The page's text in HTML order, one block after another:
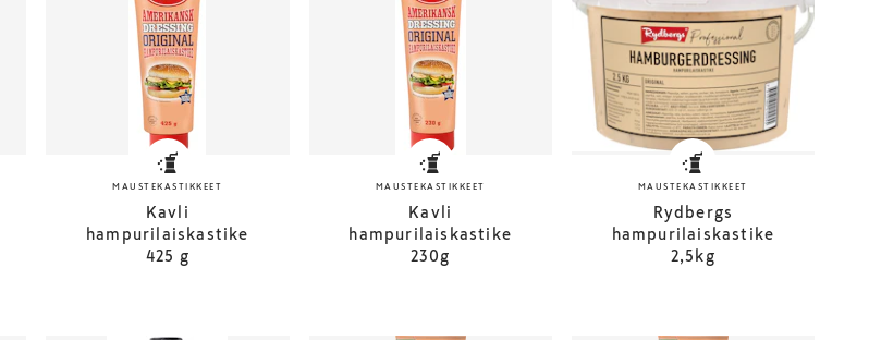
MAUSTEKASTIKKEET
Kavli
hampurilaiskastike
425 g
MAUSTEKASTIKKEET
Kavli
hampurilaiskastike
230g
MAUSTEKASTIKKEET
Rydbergs
hampurilaiskastike
2,5kg